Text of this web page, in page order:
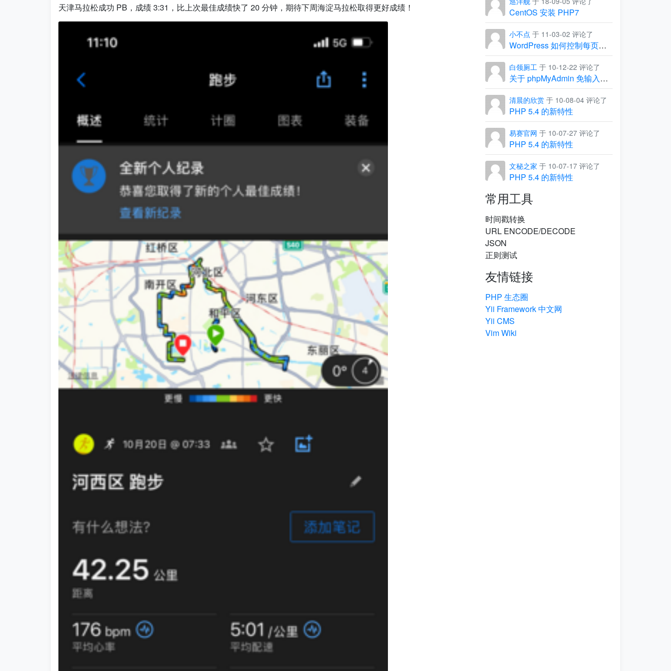
天津马拉松成功 PB，成绩 3:31，比上次最佳成绩快了 20 分钟，期待下周海淀马拉松取得更好成绩！ CentOS 安装 PHP7
小不点 于 11-03-02 评论了
WordPress 如何控制每页显示的条数
白领厕工 于 10-12-22 评论了
关于 phpMyAdmin 免输入用户名和密码，直接进入管理界面
清晨的欣赏 于 10-08-04 评论了
PHP 5.4 的新特性
易赛官网 于 10-07-27 评论了
PHP 5.4 的新特性
文秘之家 于 10-07-17 评论了
PHP 5.4 的新特性
常用工具
时间戳转换
URL ENCODE/DECODE
JSON
正则测试
友情链接
PHP 生态圈
Yii Framework 中文网
Yii CMS
Vim Wiki